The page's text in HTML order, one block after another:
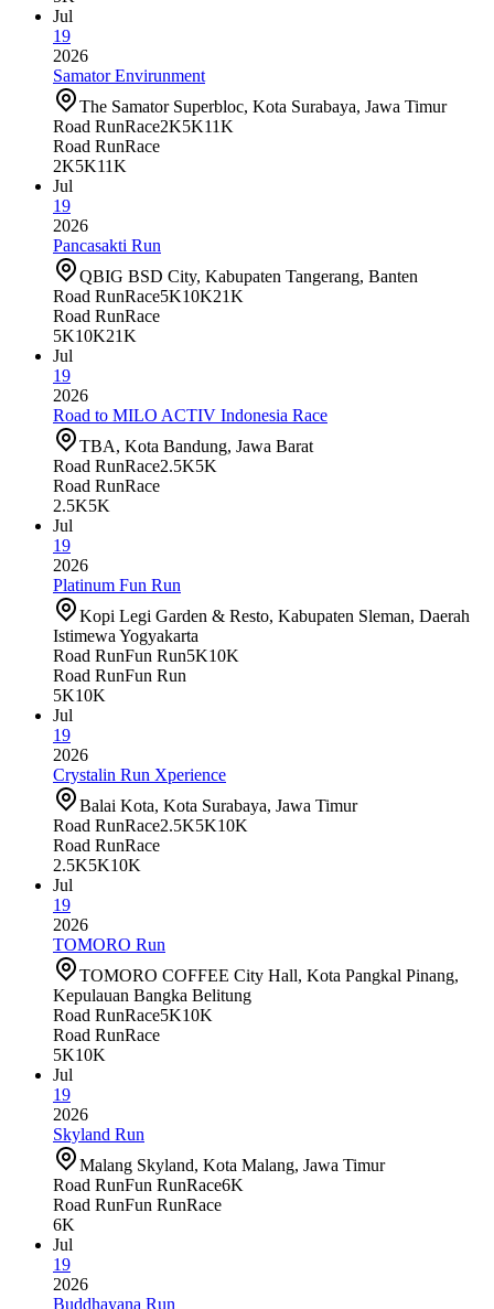
Jul
19
2026
Samator Envirunment
The Samator Superbloc, Kota Surabaya, Jawa Timur
Road RunRace2K5K11K
Road RunRace
2K5K11K
Jul
19
2026
Pancasakti Run
QBIG BSD City, Kabupaten Tangerang, Banten
Road RunRace5K10K21K
Road RunRace
5K10K21K
Jul
19
2026
Road to MILO ACTIV Indonesia Race
TBA, Kota Bandung, Jawa Barat
Road RunRace2.5K5K
Road RunRace
2.5K5K
Jul
19
2026
Platinum Fun Run
Kopi Legi Garden & Resto, Kabupaten Sleman, Daerah
Istimewa Yogyakarta
Road RunFun Run5K10K
Road RunFun Run
5K10K
Jul
19
2026
Crystalin Run Xperience
Balai Kota, Kota Surabaya, Jawa Timur
Road RunRace2.5K5K10K
Road RunRace
2.5K5K10K
Jul
19
2026
TOMORO Run
TOMORO COFFEE City Hall, Kota Pangkal Pinang,
Kepulauan Bangka Belitung
Road RunRace5K10K
Road RunRace
5K10K
Jul
19
2026
Skyland Run
Malang Skyland, Kota Malang, Jawa Timur
Road RunFun RunRace6K
Road RunFun RunRace
6K
Jul
19
2026
Buddhayana Run